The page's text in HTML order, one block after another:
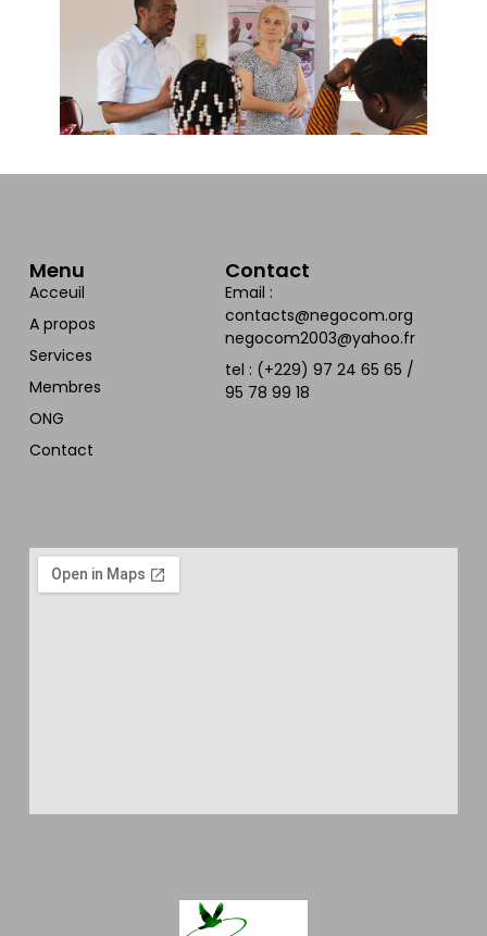
Menu
Acceuil
A propos
Services
Membres
ONG
Contact
Contact
Email :
contacts@negocom.org
negocom2003@yahoo.fr
tel : (+229) 97 24 65 65 /
95 78 99 18